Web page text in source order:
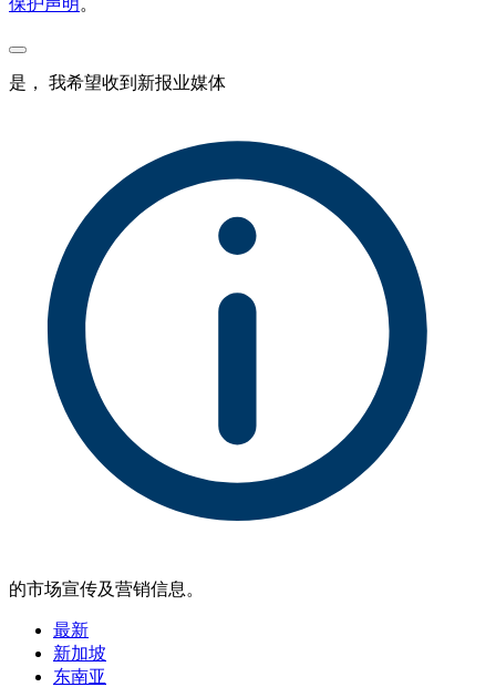
保护声明 。
是， 我希望收到新报业媒体
的市场宣传及营销信息。
最新
新加坡
东南亚